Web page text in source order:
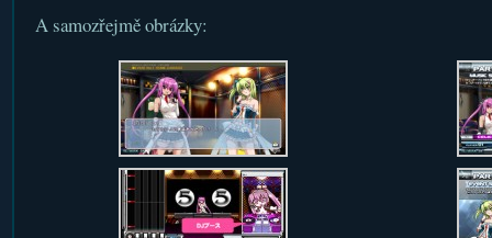
A samozřejmě obrázky: